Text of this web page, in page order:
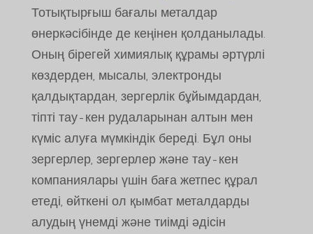
Тотықтырғыш бағалы металдар
өнеркәсібінде де кеңінен қолданылады.
Оның бірегей химиялық құрамы әртүрлі
көздерден, мысалы, электронды
қалдықтардан, зергерлік бұйымдардан,
тіпті тау-кен рудаларынан алтын мен
күміс алуға мүмкіндік береді. Бұл оны
зергерлер, зергерлер және тау-кен
компаниялары үшін баға жетпес құрал
етеді, өйткені ол қымбат металдарды
алудың үнемді және тиімді әдісін